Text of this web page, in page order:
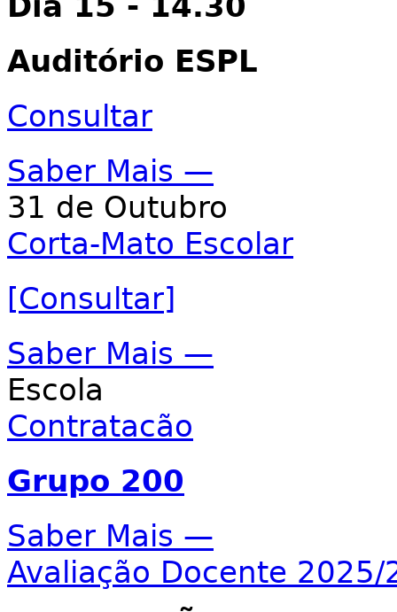
Auditório ESPL
Consultar
Saber Mais —
31 de Outubro
Corta-Mato Escolar
[Consultar]
Saber Mais —
Escola
Contratacão
Grupo 200
Saber Mais —
Avaliação Docente 2025/